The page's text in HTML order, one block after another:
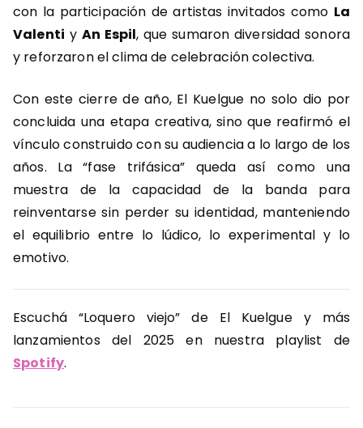
con la participación de artistas invitados como La
Valenti y An Espil, que sumaron diversidad sonora
y reforzaron el clima de celebración colectiva.
Con este cierre de año, El Kuelgue no solo dio por
concluida una etapa creativa, sino que reafirmó el
vínculo construido con su audiencia a lo largo de los
años. La “fase trifásica” queda así como una
muestra de la capacidad de la banda para
reinventarse sin perder su identidad, manteniendo
el equilibrio entre lo lúdico, lo experimental y lo
emotivo.
Escuchá “Loquero viejo” de El Kuelgue y más
lanzamientos del 2025 en nuestra playlist de
Spotify.